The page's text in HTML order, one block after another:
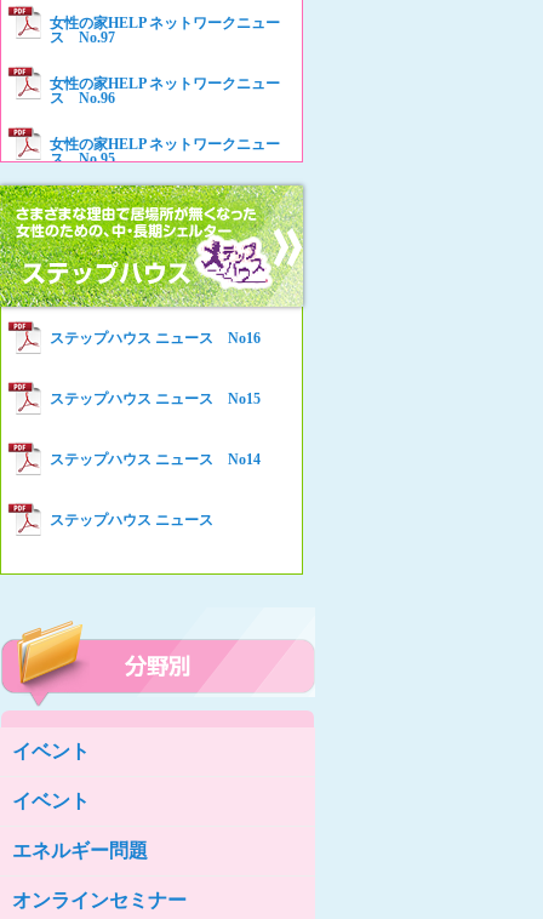
Women’s Shelter HELP News No81
Women’s Shelter HELP News No80
Women’s Shelter HELP News No79
Women’s Shelter HELP News No78
Women’s Shelter HELP News No76
Women’s Shelter HELP News No75
Women’s Shelter HELP News
女性の家HELP ネットワークニュー
ス No.97
女性の家HELP ネットワークニュー
ス No.96
女性の家HELP ネットワークニュー
ス No.95
女性の家HELP ネットワークニュー
ス No.94
女性の家HELP ネットワークニュー
ス No.93
女性の家HELP ネットワークニュー
ス No.92
女性の家HELP ネットワークニュー
ス No.91
女性の家HELP ネットワークニュー
ス No.90
女性の家HELP ネットワークニュー
ス No.89
女性の家HELP ネットワークニュー
ス No.87
女性の家HELP ネットワークニュー
女性の家HELP ネットワークニュー
ス No.85
女性の家HELP ネットワークニュー
ステップハウス ニュース No16
ステップハウス ニュース No15
ステップハウス ニュース No14
ステップハウス ニュース
イベント
イベント
エネルギー問題
オンラインセミナー